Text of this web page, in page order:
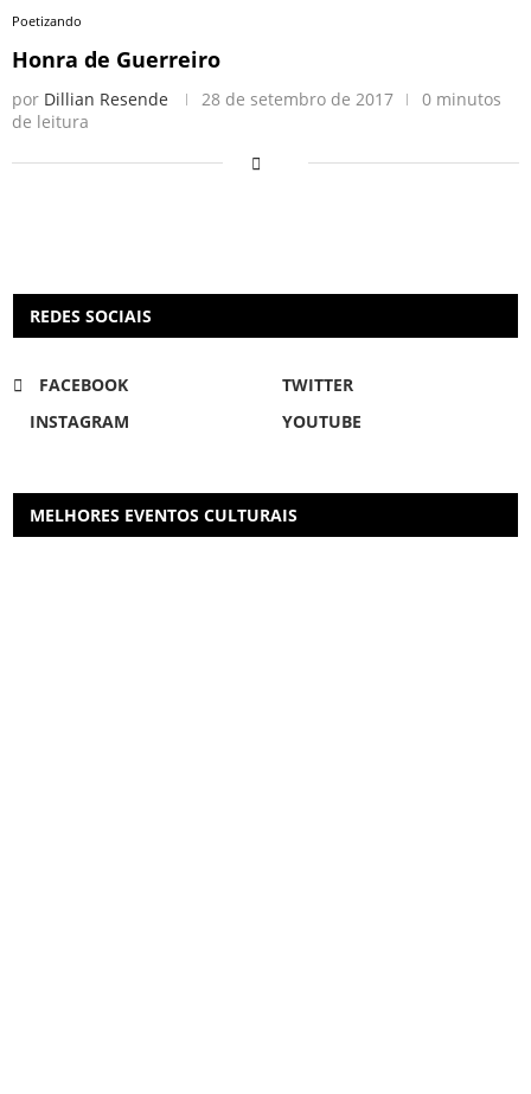
Poetizando
Honra de Guerreiro
por Dillian Resende 28 de setembro de 2017
0 minutos
de leitura
REDES SOCIAIS
FACEBOOK
TWITTER
INSTAGRAM
YOUTUBE
MELHORES EVENTOS CULTURAIS